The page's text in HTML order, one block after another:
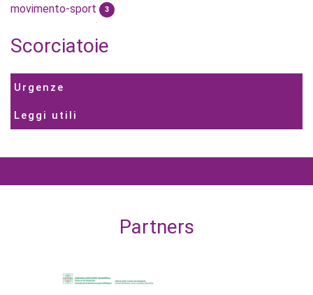
movimento-sport 3
Scorciatoie
Urgenze
Leggi utili
Partners